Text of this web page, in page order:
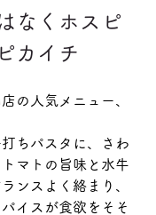
なくホスピ
カイチ
の人気メニュー、
ちパスタに、さわ
マトの旨味と水牛
ンスよく絡まり、
イスが食欲をそそ